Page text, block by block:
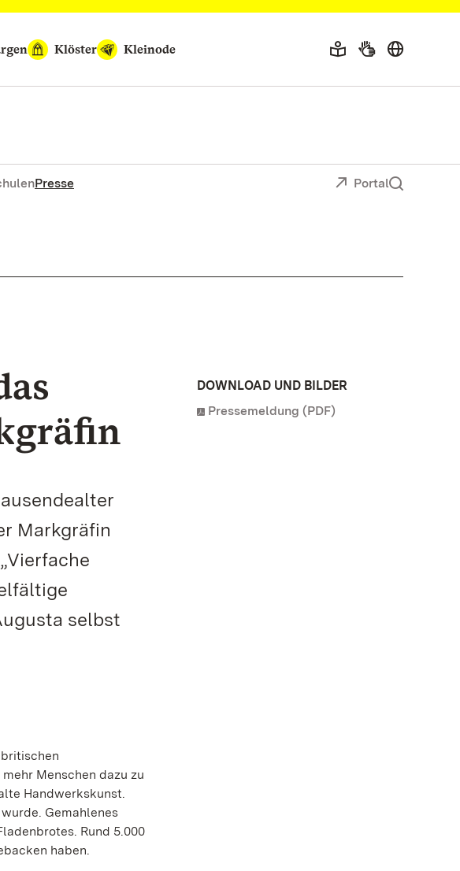
Klöster Kleinode
Presse Portal
Markgräfin
selbst
Menschen dazu zu
Handwerkskunst.
Gemahlenes
Rund 5.000
haben.
DOWNLOAD UND BILDER
Pressemeldung (PDF)